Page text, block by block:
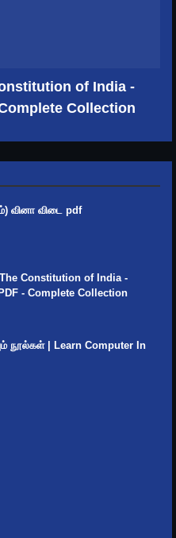
Names, origin &
of India -
Collection
வினா விடை pdf
Constitution of India -
- Complete Collection
நூல்கள் | Learn Computer In